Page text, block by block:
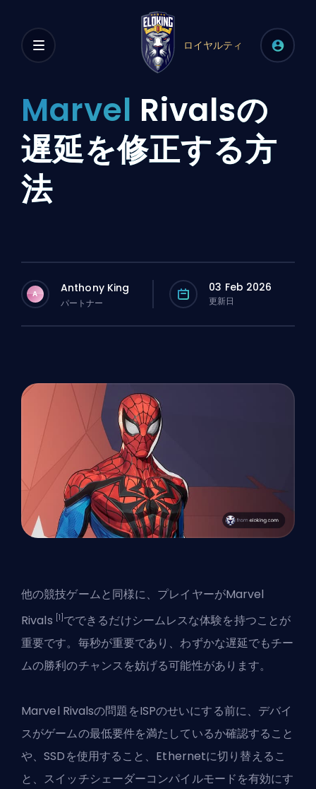
ロイヤルティ
Marvel Rivalsの
遅延を修正する方
法
A Anthony King
パートナー
03 Feb 2026
更新日
他の競技ゲームと同様に、プレイヤーがMarvel
Rivals [1] でできるだけシームレスな体験を持つことが
重要です。毎秒が重要であり、わずかな遅延でもチー
ムの勝利のチャンスを妨げる可能性があります。
Marvel Rivalsの問題をISPのせいにする前に、デバイ
スがゲームの最低要件を満たしているか確認すること
や、SSDを使用すること、Ethernetに切り替えるこ
と、スイッチシェーダーコンパイルモードを有効にす